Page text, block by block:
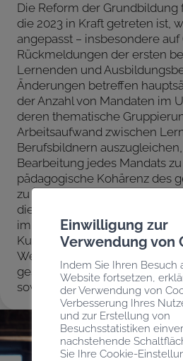
Die Reform der Grundbildung
die 2023 in Kraft getreten ist,
angepasst – insbesondere
Rückmeldungen der ersten
Lernenden und
Änderungen betreffen
der Anzahl von Mandaten im
deren thematische
Arbeitsaufwand zwischen
Berufsbildnern
Bearbeitung jedes Mandats
pädagogische Kohärenz des
zu verbessern. Der Bereich
die Betriebe, die Lernende,
im kaufmännischen Bereich
Kurstag für neue
Webinaren, einer Begleitung
gesamten
sowie einem Angebot von
Einwilligung zur
Verwendung von
Indem Sie Ihren Besuch
Website fortsetzen,
der Verwendung von
Verbesserung Ihres
und zur Erstellung von
Besuchsstatistiken
nachstehende
Sie Ihre Cookie-